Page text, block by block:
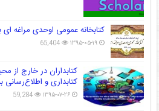
کتابخانه عمومی اوحدی مراغه
۱۳۹۵-۰۵-۱۹ 65,404
کتابداران در خارج از
کتابداری و اطلاع‌رسانی
۱۳۹۵-۰۷-۲۶ 59,284